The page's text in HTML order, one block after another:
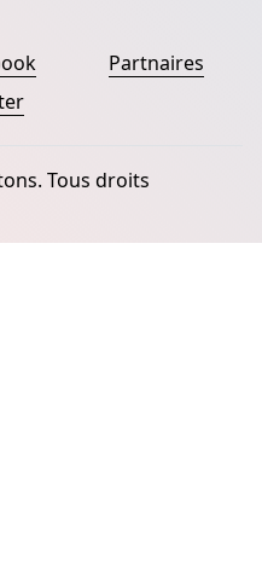
Partnaires
Tous droits